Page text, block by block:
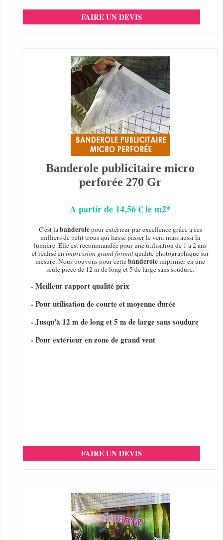
FAIRE UN DEVIS
Banderole publicitaire micro
perforée 270 Gr
A partir de 14,56 € le m2*
C'est labanderolepour extérieur par excellence grâce a ces
milliers de petit trous qui laisse passer le vent mais aussi la
lumière. Elle est recommandée pour une utilisation de 1 à 2 ans
et réalisé enimpression grand formatqualité photographique sur
mesure. Nous pouvons pour cettebanderoleimprimer en une
seule pièce de 12 m de long et 5 de large sans soudure.
- Meilleur rapport qualité prix
- Pour utilisation de courte et moyenne durée
- Jusqu'à 12 m de long et 5 m de large sans soudure
- Pour extérieur en zone de grand vent
FAIRE UN DEVIS